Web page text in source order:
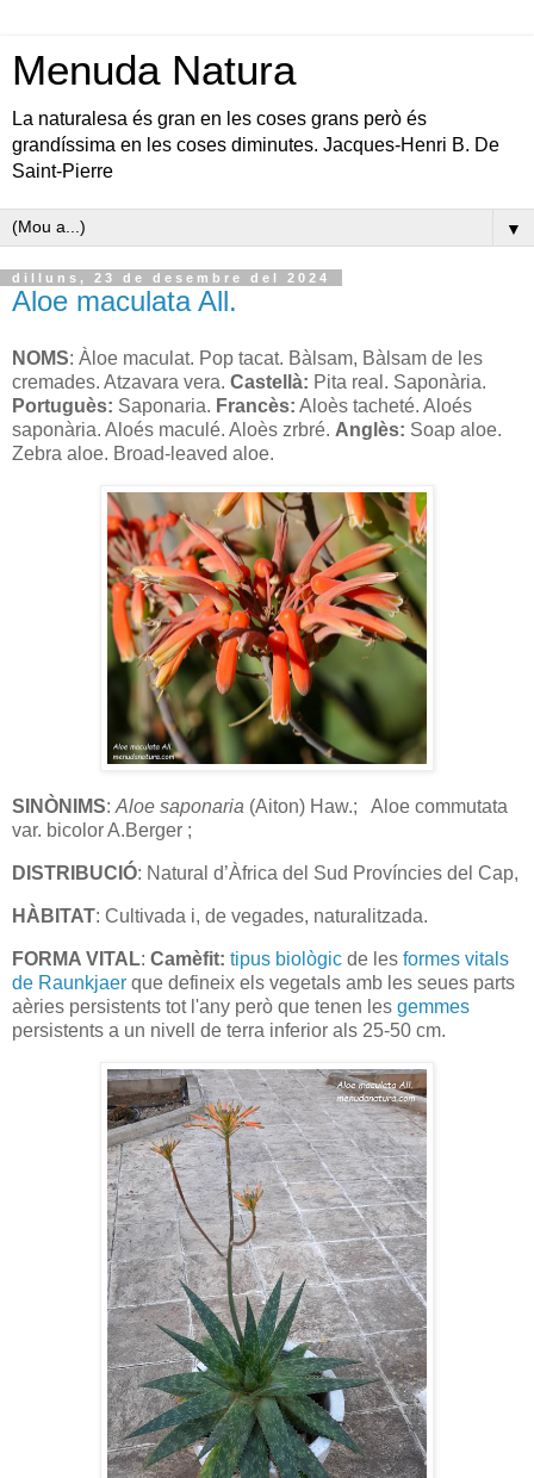
Menuda Natura
La naturalesa és gran en les coses grans però és
grandíssima en les coses diminutes. Jacques-Henri B. De
Saint-Pierre
▼
dilluns, 23 de desembre del 2024
Aloe maculata All.
NOMS: Àloe maculat. Pop tacat. Bàlsam, Bàlsam de les
cremades. Atzavara vera. Castellà: Pita real. Saponària.
Portuguès: Saponaria. Francès: Aloès tacheté. Aloés
saponària. Aloés maculé. Aloès zrbré. Anglès: Soap aloe.
Zebra aloe. Broad-leaved aloe.
SINÒNIMS:Aloe saponaria (Aiton) Haw.; Aloe commutata
var. bicolor A.Berger ;
DISTRIBUCIÓ: Natural d’Àfrica del Sud Províncies del Cap,
HÀBITAT: Cultivada i, de vegades, naturalitzada.
FORMA VITAL: Camèfit: tipus biològic de les formes vitals
de Raunkjaer que defineix els vegetals amb les seues parts
aèries persistents tot l'any però que tenen les gemmes
persistents a un nivell de terra inferior als 25-50 cm.